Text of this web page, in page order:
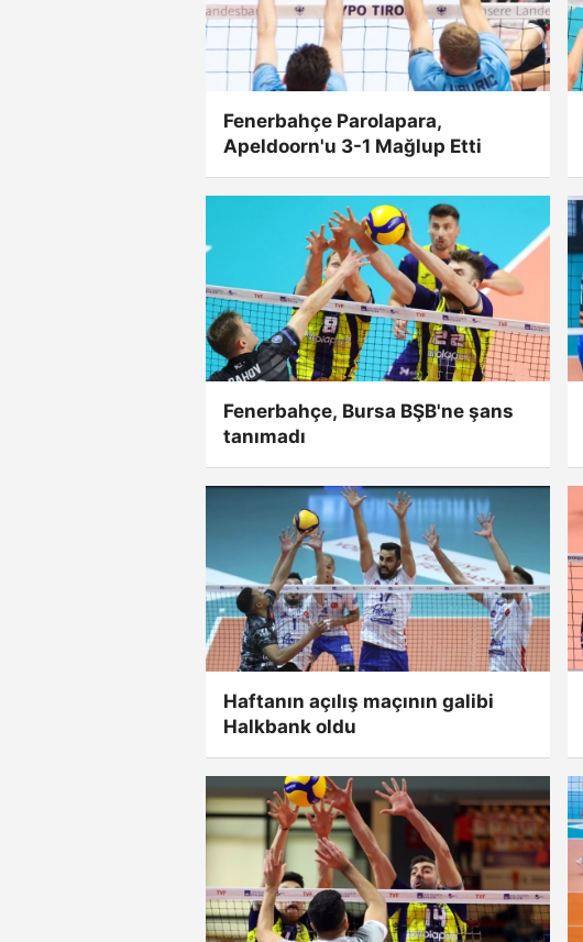
Fenerbahçe Parolapara,
Apeldoorn'u 3-1 Mağlup Etti
Fenerbahçe, Bursa BŞB'ne şans
tanımadı
Haftanın açılış maçının galibi
Halkbank oldu